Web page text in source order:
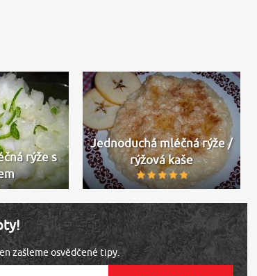
rýže s
Jednoduchá mléčná rýže /
rýžová kaše
zašleme osvědčené tipy.